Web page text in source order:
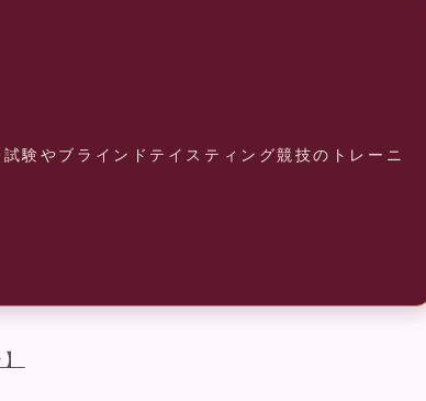
験やブラインドテイスティング競技のトレーニ